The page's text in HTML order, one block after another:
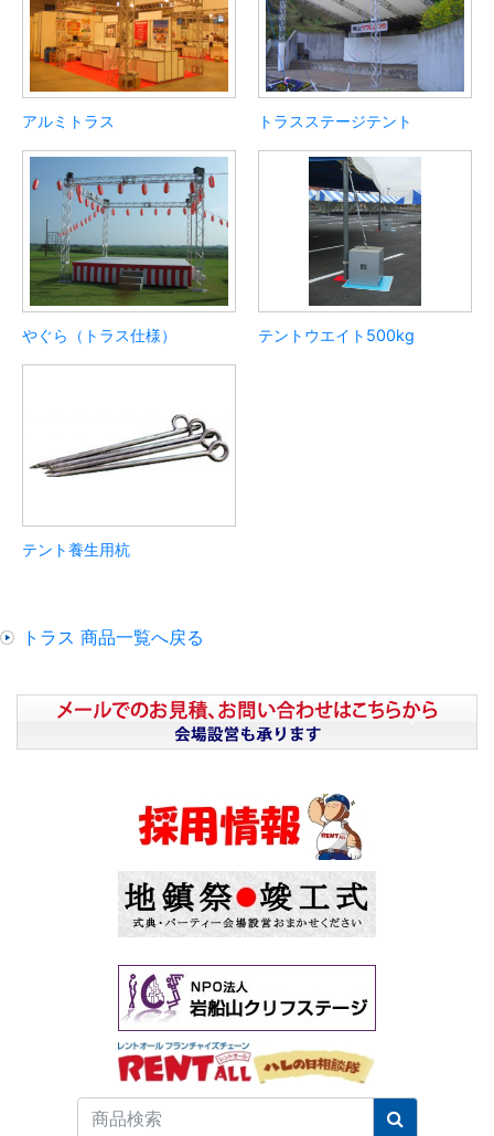
アルミトラス トラスステージテント
やぐら（トラス仕様） テントウエイト500kg
テント養生用杭
トラス 商品一覧へ戻る